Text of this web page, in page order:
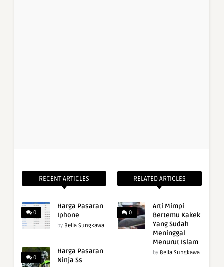
RECENT ARTICLES
0
Harga Pasaran
Iphone
by Bella Sungkawa
0
Harga Pasaran
Ninja Ss
RELATED ARTICLES
0
Arti Mimpi
Bertemu Kakek
Yang Sudah
Meninggal
Menurut Islam
by Bella Sungkawa